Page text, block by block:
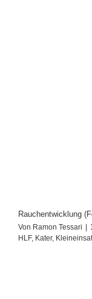
Rauchentwicklung
Von Ramon Tessari
HLF, Kater,